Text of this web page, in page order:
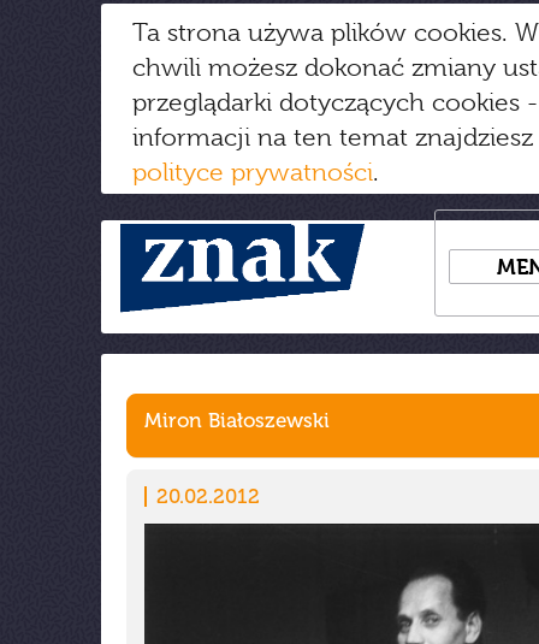
Ta strona używa plików cookies.
chwili możesz dokonać zmiany
przeglądarki dotyczących cookies
informacji na ten temat
polityce prywatności.
Miron Białoszewski
20.02.2012